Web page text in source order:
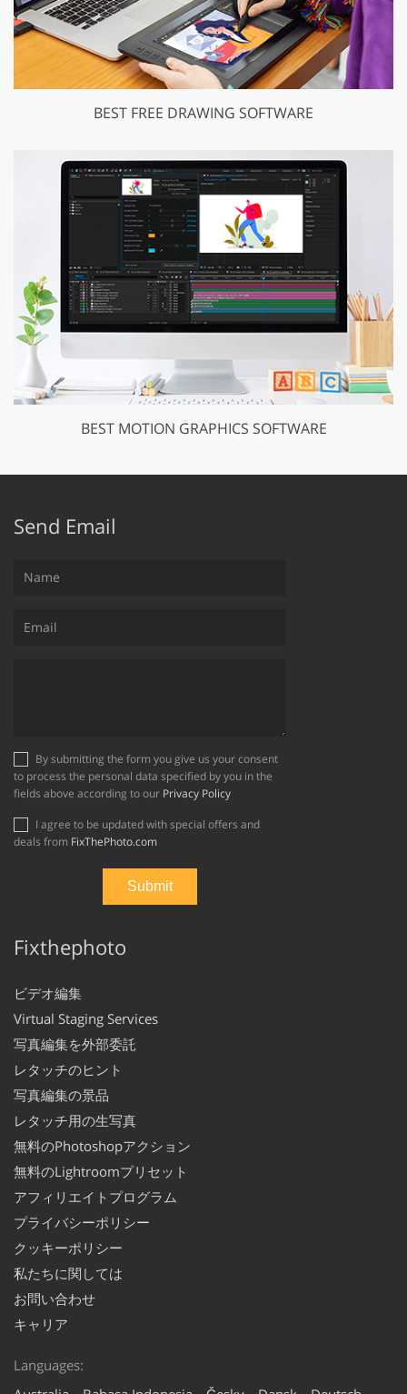
BEST FREE DRAWING SOFTWARE
BEST MOTION GRAPHICS SOFTWARE
Send Email
to process the personal data specified by you in the
fields above according to our Privacy Policy
deals from FixThePhoto.com
Fixthephoto
ビデオ編集
Virtual Staging Services
写真編集を外部委託
レタッチのヒント
写真編集の景品
レタッチ用の生写真
無料のPhotoshopアクション
無料のLightroomプリセット
アフィリエイトプログラム
プライバシーポリシー
クッキーポリシー
私たちに関しては
お問い合わせ
キャリア
Languages: